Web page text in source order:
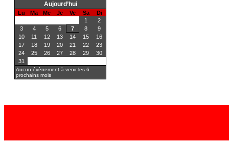
Aujourd’hui
Lu Ma Me Je Ve Sa
Di
1
2
3
4 5 6 7 8
9
10
11 12 13 14 15
16
17
18 19 20 21 22
23
24
25 26 27 28 29
30
31
Aucun évènement à venir les 6
prochains mois